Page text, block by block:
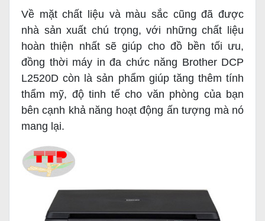
Về mặt chất liệu và màu sắc cũng đã được
nhà sản xuất chú trọng, với những chất liệu
hoàn thiện nhất sẽ giúp cho đồ bền tối ưu,
đồng thời máy in đa chức năng Brother DCP
L2520D còn là sản phẩm giúp tăng thêm tính
thẩm mỹ, độ tinh tế cho văn phòng của bạn
bên cạnh khả năng hoạt động ấn tượng mà nó
mang lại.